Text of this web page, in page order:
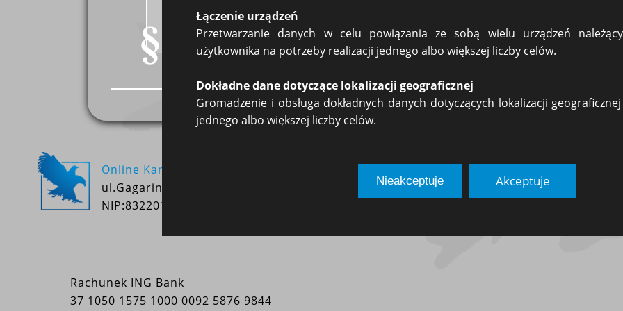
Łączenie urządzeń
Przetwarzanie danych w celu powiązania ze sobą wielu urządzeń
użytkownika na potrzeby realizacji jednego albo większej liczby celów.
Dokładne dane dotyczące lokalizacji geograficznej
Gromadzenie i obsługa dokładnych danych dotyczących lokalizacji
jednego albo większej liczby celów.
Nieakceptuje Akceptuje
2. Jeżeli termin płatności czynszu nie jest w umowie określony, czynsz powinien być płacony z góry, a
czas najmu, a gdy najem ma trwać dłużej niż miesiąc albo gdy umowa była zawarta na czas nie oznaczony -
Online Kancelaria
ul.Gagarina 48/9, 54-620 Wrocław
NIP:8322017588
696 612 710
E-mail:sekretariat@online-kancelaria.pl
Rachunek ING Bank
37 1050 1575 1000 0092 5876 9844